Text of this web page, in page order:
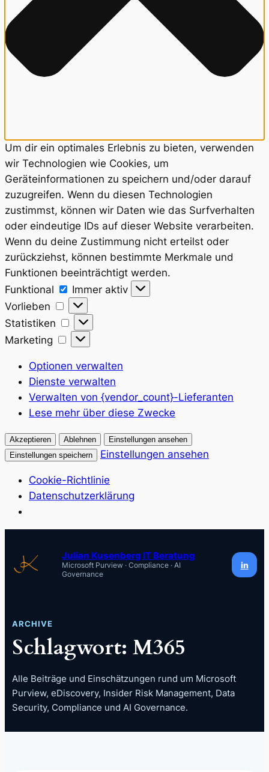
Um dir ein optimales Erlebnis zu bieten, verwenden
wir Technologien wie Cookies, um
Geräteinformationen zu speichern und/oder darauf
zuzugreifen. Wenn du diesen Technologien
zustimmst, können wir Daten wie das Surfverhalten
oder eindeutige IDs auf dieser Website verarbeiten.
Wenn du deine Zustimmung nicht erteilst oder
zurückziehst, können bestimmte Merkmale und
Funktionen beeinträchtigt werden.
Funktional
Funktional
Immer aktiv
Vorlieben
Vorlieben
Statistiken
Statistiken
Marketing
Marketing
Optionen verwalten
Dienste verwalten
Verwalten von {vendor_count}-Lieferanten
Lese mehr über diese Zwecke
Akzeptieren Ablehnen
Einstellungen ansehen
Einstellungen speichern
Einstellungen ansehen
Cookie-Richtlinie
Datenschutzerklärung
springen
Julian Kusenberg IT Beratung
Microsoft Purview · Compliance · AI
Governance
in
ARCHIVE
Schlagwort: M365
Alle Beiträge und Einschätzungen rund um Microsoft
Purview, eDiscovery, Insider Risk Management, Data
Security, Compliance und AI Governance.